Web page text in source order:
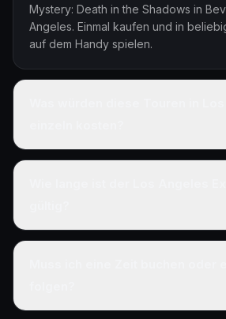
Mystery: Death in the Shadows in
Angeles. Einmal kaufen und in
auf dem Handy spielen.